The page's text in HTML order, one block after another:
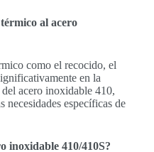
al acero
como el recocido, el
en la
acero inoxidable 410,
necesidades específicas de
inoxidable 410/410S?